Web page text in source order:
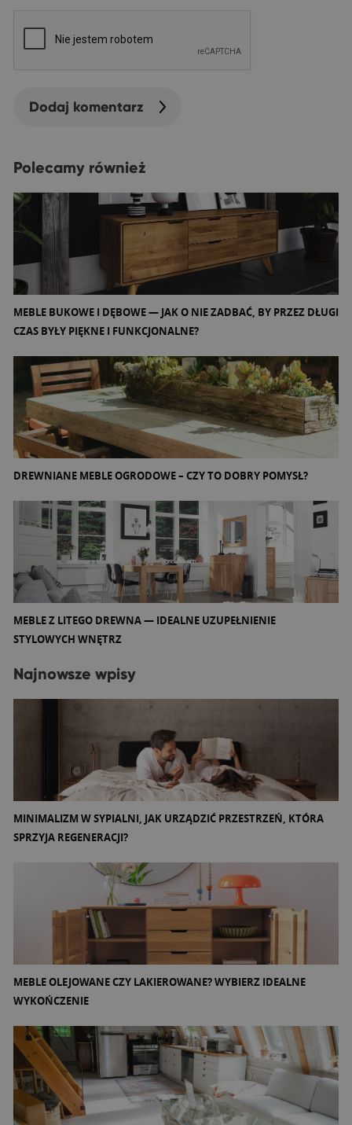
Dodaj komentarz
Polecamy również
MEBLE BUKOWE I DĘBOWE — JAK O NIE ZADBAĆ, BY PRZEZ DŁUGI
CZAS BYŁY PIĘKNE I FUNKCJONALNE?
DREWNIANE MEBLE OGRODOWE – CZY TO DOBRY POMYSŁ?
MEBLE Z LITEGO DREWNA — IDEALNE UZUPEŁNIENIE
STYLOWYCH WNĘTRZ
Najnowsze wpisy
MINIMALIZM W SYPIALNI, JAK URZĄDZIĆ PRZESTRZEŃ, KTÓRA
SPRZYJA REGENERACJI?
MEBLE OLEJOWANE CZY LAKIEROWANE? WYBIERZ IDEALNE
WYKOŃCZENIE